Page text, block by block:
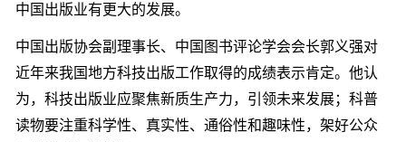
中国出版业有更大的发展。
中国出版协会副理事长、中国图书评论学会会长郭义强对
近年来我国地方科技出版工作取得的成绩表示肯定。他认
为，科技出版业应聚焦新质生产力，引领未来发展；科普
读物要注重科学性、真实性、通俗性和趣味性，架好公众